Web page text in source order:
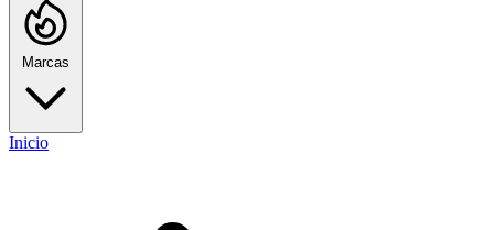
Marcas
Inicio